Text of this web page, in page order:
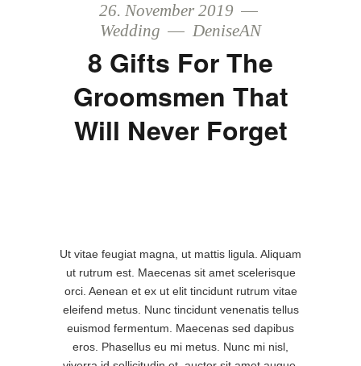
26. November 2019
Wedding
DeniseAN
8 Gifts For The
Groomsmen That
Will Never Forget
Ut vitae feugiat magna, ut mattis ligula. Aliquam
ut rutrum est. Maecenas sit amet scelerisque
orci. Aenean et ex ut elit tincidunt rutrum vitae
eleifend metus. Nunc tincidunt venenatis tellus
euismod fermentum. Maecenas sed dapibus
eros. Phasellus eu mi metus. Nunc mi nisl,